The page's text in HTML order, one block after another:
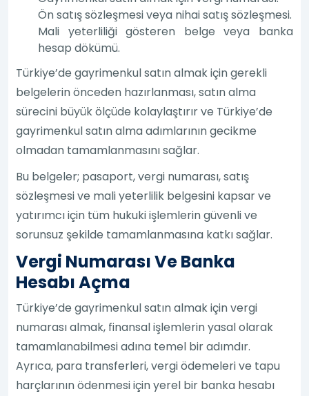
Ön satış sözleşmesi veya nihai satış sözleşmesi.
Mali yeterliliği gösteren belge veya banka
hesap dökümü.
Türkiye’de gayrimenkul satın almak için gerekli
belgelerin önceden hazırlanması, satın alma
sürecini büyük ölçüde kolaylaştırır ve Türkiye’de
gayrimenkul satın alma adımlarının gecikme
olmadan tamamlanmasını sağlar.
Bu belgeler; pasaport, vergi numarası, satış
sözleşmesi ve mali yeterlilik belgesini kapsar ve
yatırımcı için tüm hukuki işlemlerin güvenli ve
sorunsuz şekilde tamamlanmasına katkı sağlar.
Vergi Numarası Ve Banka
Hesabı Açma
Türkiye’de gayrimenkul satın almak için vergi
numarası almak, finansal işlemlerin yasal olarak
tamamlanabilmesi adına temel bir adımdır.
Ayrıca, para transferleri, vergi ödemeleri ve tapu
harçlarının ödenmesi için yerel bir banka hesabı